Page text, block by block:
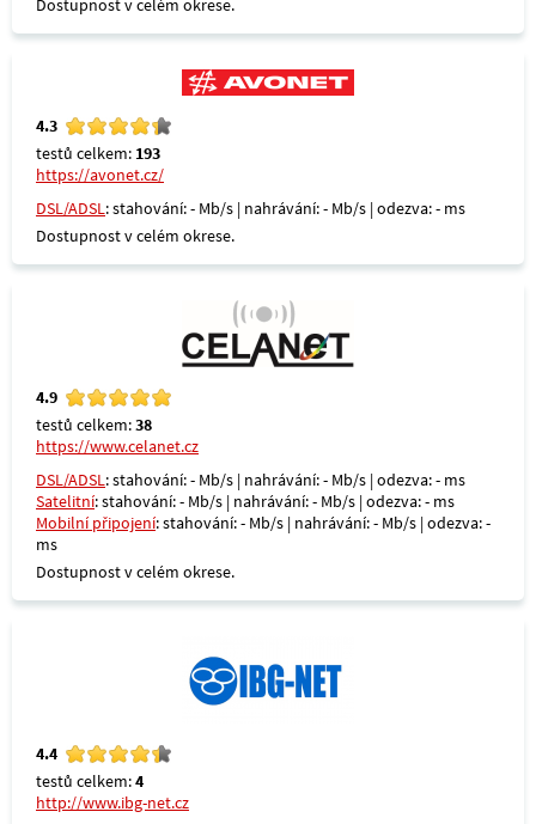
Dostupnost v celém okrese.
4.3
testů celkem: 193
https://avonet.cz/
DSL/ADSL: stahování: - Mb/s | nahrávání: - Mb/s | odezva: - ms
Dostupnost v celém okrese.
4.9
testů celkem:38
https://www.celanet.cz
DSL/ADSL: stahování: - Mb/s | nahrávání: - Mb/s | odezva: - ms
Satelitní: stahování: - Mb/s | nahrávání: - Mb/s | odezva: - ms
Mobilní připojení: stahování: - Mb/s | nahrávání: - Mb/s | odezva: -
ms
Dostupnost v celém okrese.
4.4
testů celkem:4
http://www.ibg-net.cz